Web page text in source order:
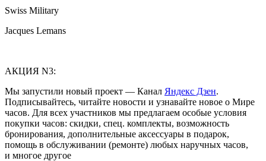
Swiss Military
Jacques Lemans
АКЦИЯ N3:
Мы запустили новый проект — Канал Яндекс Дзен.
Подписывайтесь, читайте новости и узнавайте новое о Мире
часов. Для всех участников мы предлагаем особые условия
покупки часов: скидки, спец. комплекты, возможность
бронирования, дополнительные аксессуары в подарок,
помощь в обслуживании (ремонте) любых наручных часов,
и многое другое